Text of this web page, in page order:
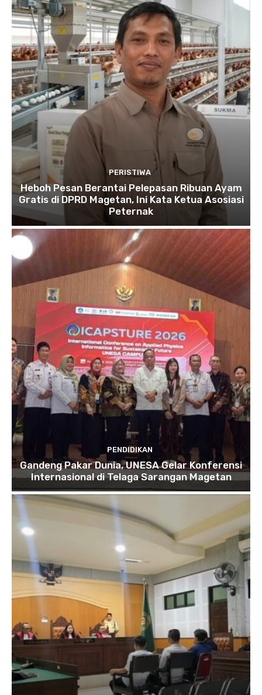
PERISTIWA
Heboh Pesan Berantai Pelepasan Ribuan Ayam
Gratis di DPRD Magetan, Ini Kata Ketua Asosiasi
Peternak
PENDIDIKAN
Gandeng Pakar Dunia, UNESA Gelar Konferensi
Internasional di Telaga Sarangan Magetan